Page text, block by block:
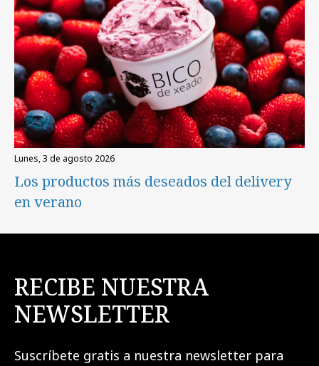
lunes, 3 de agosto 2026
Los productos más deseados del delivery
en verano
RECIBE NUESTRA
NEWSLETTER
Suscríbete gratis a nuestra newsletter para